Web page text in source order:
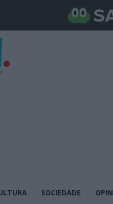
SOCIEDADE